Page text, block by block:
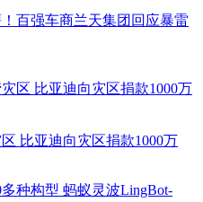
百强车商兰天集团回应暴雷
比亚迪向灾区捐款1000万